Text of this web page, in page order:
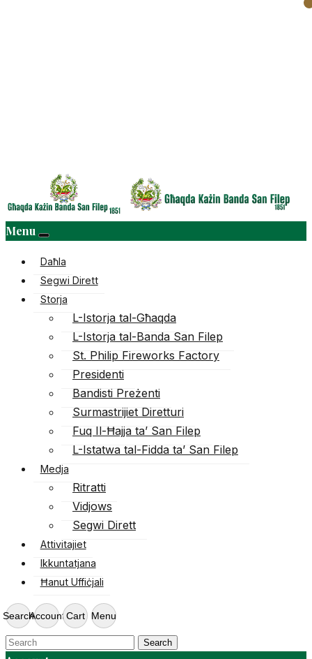
Menu
Daħla
Segwi Dirett
Storja
L-Istorja tal-Għaqda
L-Istorja tal-Banda San Filep
St. Philip Fireworks Factory
Presidenti
Bandisti Preżenti
Surmastrijiet Diretturi
Fuq Il-Ħajja ta’ San Filep
L-Istatwa tal-Fidda ta’ San Filep
Medja
Ritratti
Vidjows
Segwi Dirett
Attivitajiet
Ikkuntatjana
Ħanut Uffiċjali
SearchAccount Cart Menu
Search